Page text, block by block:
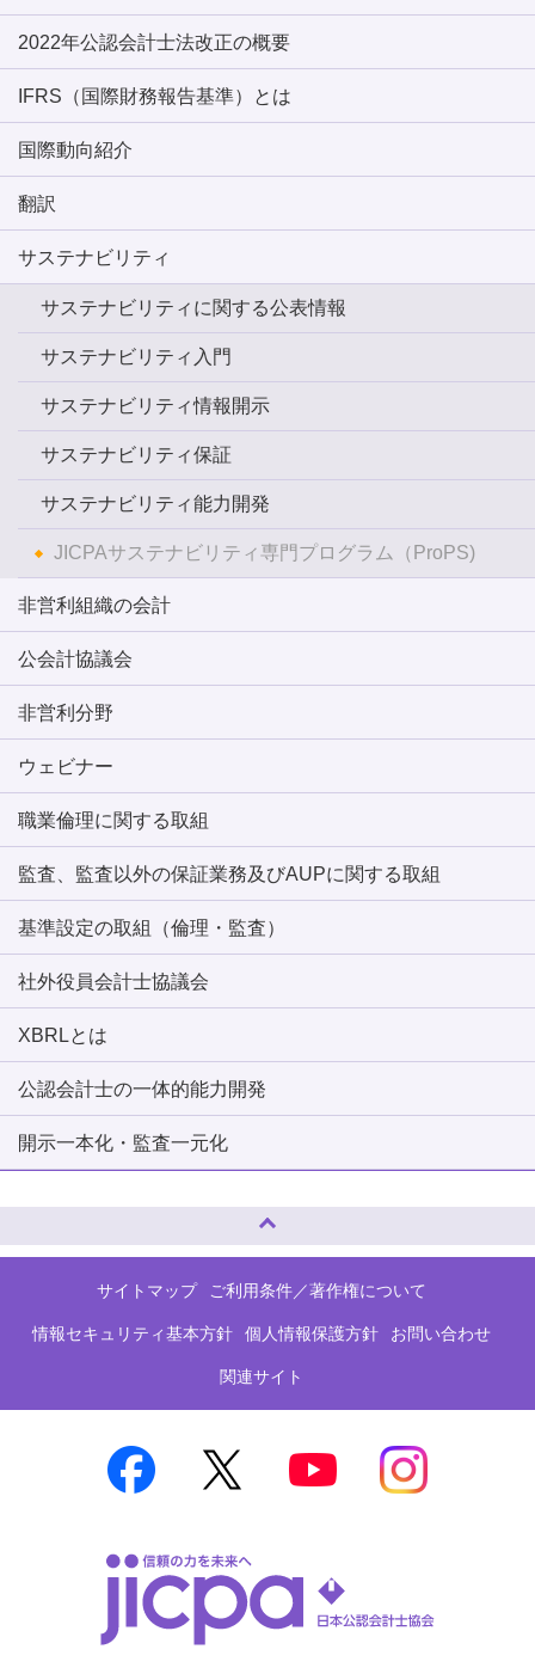
2022年公認会計士法改正の概要
IFRS（国際財務報告基準）とは
国際動向紹介
翻訳
サステナビリティ
サステナビリティに関する公表情報
サステナビリティ入門
サステナビリティ情報開示
サステナビリティ保証
サステナビリティ能力開発
JICPAサステナビリティ専門プログラム（ProPS)
非営利組織の会計
公会計協議会
非営利分野
ウェビナー
職業倫理に関する取組
監査、監査以外の保証業務及びAUPに関する取組
基準設定の取組（倫理・監査）
社外役員会計士協議会
XBRLとは
公認会計士の一体的能力開発
開示一本化・監査一元化
サイトマップ ご利用条件／著作権について
情報セキュリティ基本方針 個人情報保護方針 お問い合わせ
関連サイト